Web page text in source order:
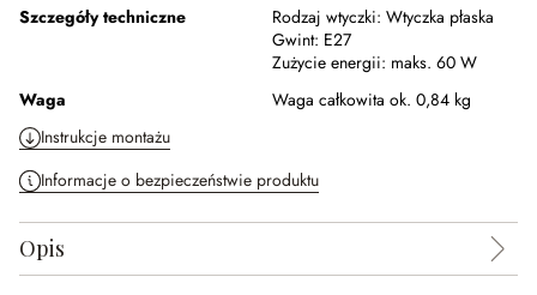
Szczegóły techniczne
Rodzaj wtyczki: Wtyczka płaska
Gwint: E27
Zużycie energii: maks. 60 W
Waga
Waga całkowita ok. 0,84 kg
Instrukcje montażu
Informacje o bezpieczeństwie produktu
Opis